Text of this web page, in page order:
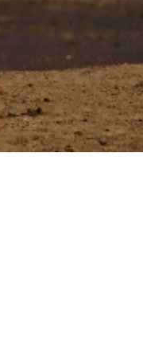
したベンジー・ヒ
トル・マリナーズ）と